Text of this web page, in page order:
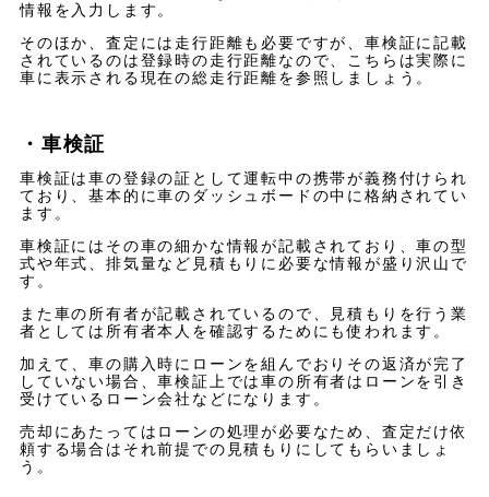
情報を入力します。
そのほか、査定には走行距離も必要ですが、車検証に記載
されているのは登録時の走行距離なので、こちらは実際に
車に表示される現在の総走行距離を参照しましょう。
・車検証
車検証は車の登録の証として運転中の携帯が義務付けられ
ており、基本的に車のダッシュボードの中に格納されてい
ます。
車検証にはその車の細かな情報が記載されており、車の型
式や年式、排気量など見積もりに必要な情報が盛り沢山で
す。
また車の所有者が記載されているので、見積もりを行う業
者としては所有者本人を確認するためにも使われます。
加えて、車の購入時にローンを組んでおりその返済が完了
していない場合、車検証上では車の所有者はローンを引き
受けているローン会社などになります。
売却にあたってはローンの処理が必要なため、査定だけ依
頼する場合はそれ前提での見積もりにしてもらいましょ
う。